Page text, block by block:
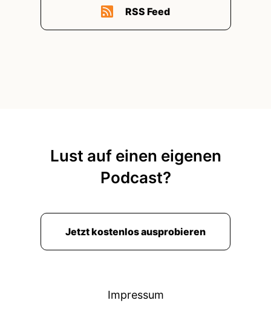
RSS Feed
Lust auf einen eigenen
Podcast?
Jetzt kostenlos ausprobieren
Impressum